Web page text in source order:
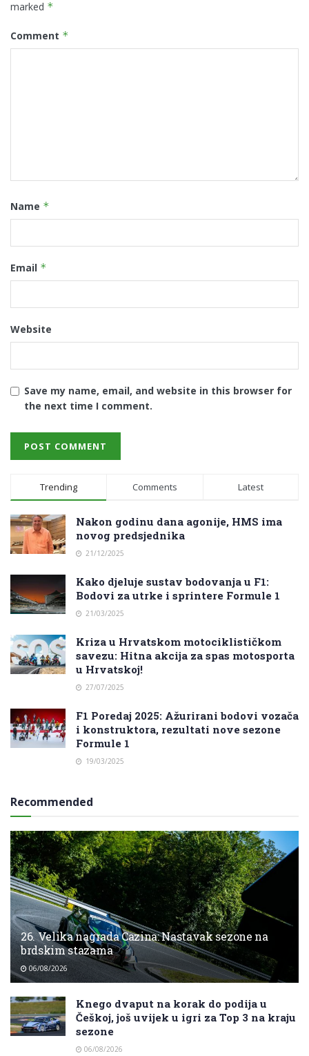
marked *
Comment *
Name *
Email *
Website
Save my name, email, and website in this browser for
the next time I comment.
Trending Comments Latest
Nakon godinu dana agonije, HMS ima
novog predsjednika
21/12/2025
Kako djeluje sustav bodovanja u F1:
Bodovi za utrke i sprintere Formule 1
21/03/2025
Kriza u Hrvatskom motociklističkom
savezu: Hitna akcija za spas motosporta
u Hrvatskoj!
27/07/2025
F1 Poredaj 2025: Ažurirani bodovi vozača
i konstruktora, rezultati nove sezone
Formule 1
19/03/2025
Recommended
26. Velika nagrada Cazina: Nastavak sezone na
brdskim stazama
06/08/2026
Knego dvaput na korak do podija u
Češkoj, još uvijek u igri za Top 3 na kraju
sezone
06/08/2026